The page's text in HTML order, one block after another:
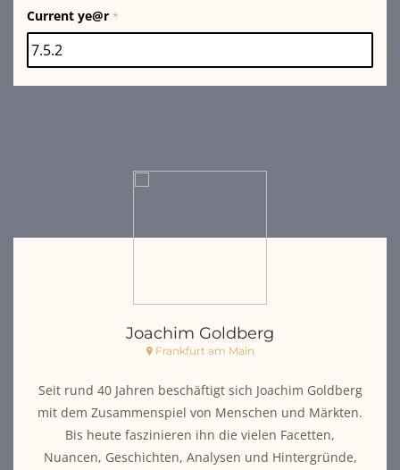
Current ye@r *
Joachim Goldberg
Frankfurt am Main
Seit rund 40 Jahren beschäftigt sich Joachim Goldberg
mit dem Zusammenspiel von Menschen und Märkten.
Bis heute faszinieren ihn die vielen Facetten,
Nuancen, Geschichten, Analysen und Hintergründe,